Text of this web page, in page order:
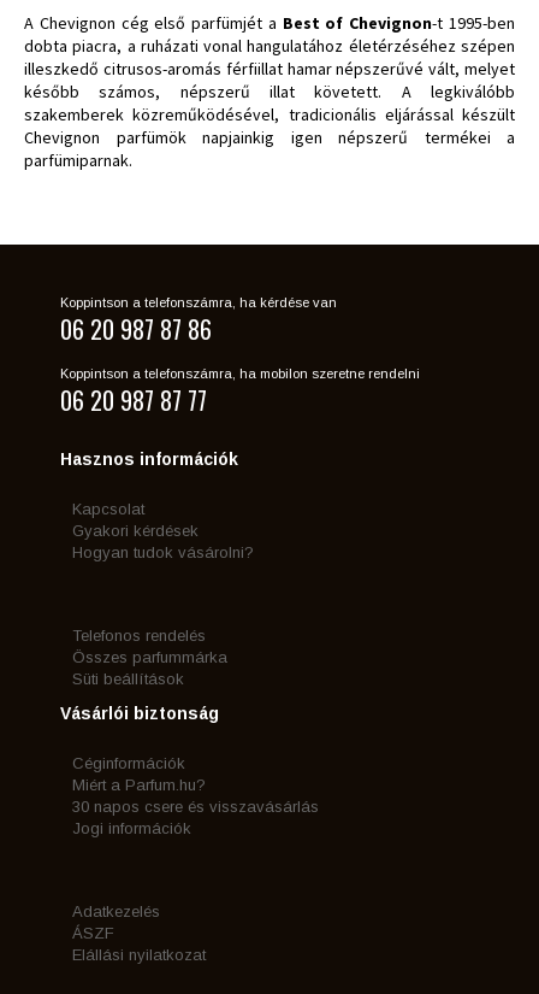
A Chevignon cég első parfümjét a Best of Chevignon-t 1995-ben
dobta piacra, a ruházati vonal hangulatához életérzéséhez szépen
illeszkedő citrusos-aromás férfiillat hamar népszerűvé vált, melyet
később számos, népszerű illat követett. A legkiválóbb
szakemberek közreműködésével, tradicionális eljárással készült
Chevignon parfümök napjainkig igen népszerű termékei a
parfümiparnak.
Koppintson a telefonszámra, ha kérdése van
06 20 987 87 86
Koppintson a telefonszámra, ha mobilon szeretne rendelni
06 20 987 87 77
Hasznos információk
Kapcsolat
Gyakori kérdések
Hogyan tudok vásárolni?
Telefonos rendelés
Összes parfummárka
Süti beállítások
Vásárlói biztonság
Céginformációk
Miért a Parfum.hu?
30 napos csere és visszavásárlás
Jogi információk
Adatkezelés
ÁSZF
Elállási nyilatkozat